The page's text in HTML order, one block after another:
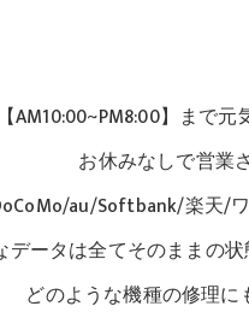
AM10:00~PM8:00】まで
お休みなしで営業
au/Softbank/楽天/
データは全てそのままの
どのような機種の修理